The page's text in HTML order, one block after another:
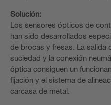
Solución:
Los sensores ópticos de
han sido desarrollados
de brocas y fresas. La salida
suciedad y la conexión
óptica consiguen un
fijación y el sistema de
carcasa de metal.